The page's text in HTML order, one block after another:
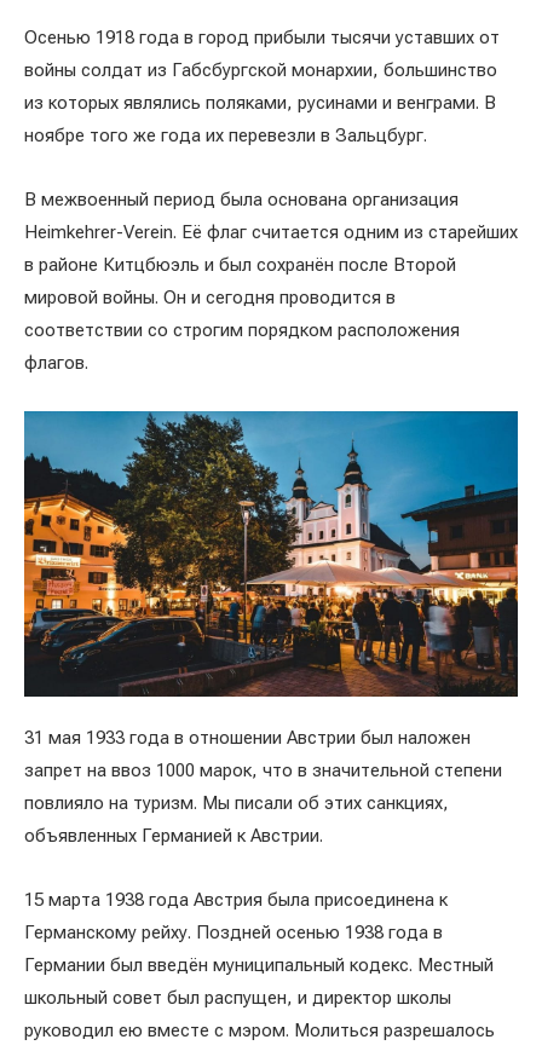
Осенью 1918 года в город прибыли тысячи уставших от
войны солдат из Габсбургской монархии, большинство
из которых являлись поляками, русинами и венграми. В
ноябре того же года их перевезли в Зальцбург.
В межвоенный период была основана организация
Heimkehrer-Verein. Её флаг считается одним из старейших
в районе Китцбюэль и был сохранён после Второй
мировой войны. Он и сегодня проводится в
соответствии со строгим порядком расположения
флагов.
31 мая 1933 года в отношении Австрии был наложен
запрет на ввоз 1000 марок, что в значительной степени
повлияло на туризм. Мы писали об этих санкциях,
объявленных Германией к Австрии.
15 марта 1938 года Австрия была присоединена к
Германскому рейху. Поздней осенью 1938 года в
Германии был введён муниципальный кодекс. Местный
школьный совет был распущен, и директор школы
руководил ею вместе с мэром. Молиться разрешалось